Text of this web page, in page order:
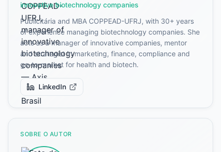
innovative biotechnology companies
Publicitária and MBA COPPEAD-UFRJ, with 30+ years
of experience managing biotechnology companies. She
acts as a manager of innovative companies, mentor
and strategist in marketing, finance, compliance and
go-to-market for health and biotech.
LinkedIn
SOBRE O AUTOR